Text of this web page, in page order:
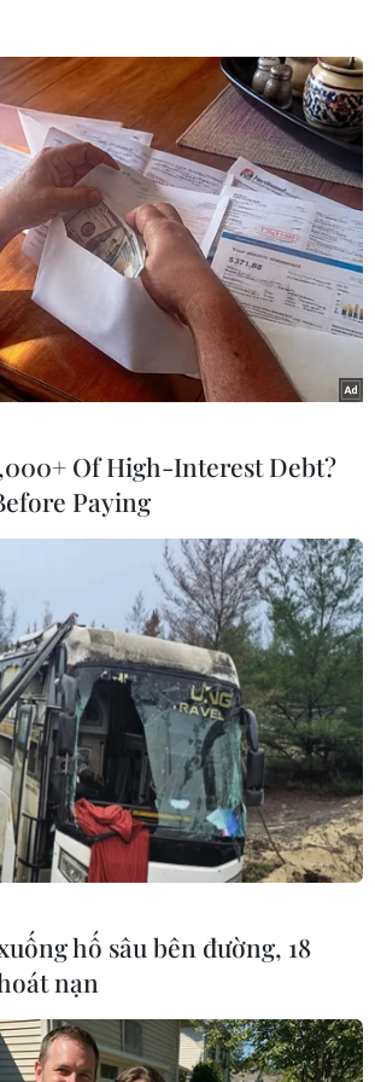
#Donetsk
#Arsen Avakov
#Bộ nội vụ #Lương hưu
#Khí đốt
thông đường sắt
nước
#Bưu điện Ukraine
cho thấy chính phủ tạm quyền ở Kiev đã
tại một số tỉnh miền Đông-Nam Ukraina. Việc
bố độc lập và tách khỏi Ukraina có lẽ là
Trả lời
Of High-Interest Debt?
Paying
hố sâu bên đường, 18
nạn